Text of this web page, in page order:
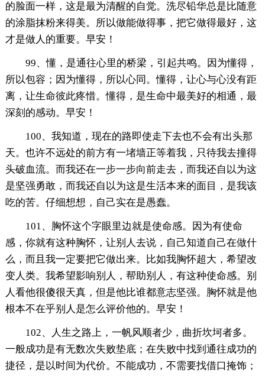
的脸面一样，这是最为清醒的自觉。洗尽铅华总是比随意
的涂脂抹粉来得美。所以做能做得事，把它做得最好，这
才是做人的重要。早安！
99、懂，是通往心里的桥梁，引起共鸣。因为懂得，
所以包容；因为懂得，所以心同。懂得，让心与心没有距
离，让生命彼此疼惜。懂得，是生命中最美好的相通，最
深刻的感动。早安！
100、我知道，现在的路即使走下去也不会有出头那
天。也许不远处的前方有一堵墙正等着我，只待我去撞得
头破血流。而我还在一步一步向前走去，而我还自以为这
是坚强勇敢，而我还自以为这是生活本来的面目，是我该
吃的苦。仔细想想，自己实在是愚蠢。
101、胸怀这个字眼里边就是使命感。因为有使命
感，你就有这种胸怀，让别人去说，自己知道自己在做什
么，而且我一定要把它做出来。比如我胸怀超大，希望改
变人类。我希望影响别人，帮助别人，有这种使命感。别
人看他很傻很天真，但是他比谁都意志坚强。胸怀就是他
根本不在乎别人是怎么评价他的。早安！
102、人生之路上，一帆风顺者少，曲折坎坷者多。
一般成功是有无数次失败垫底；在失败中找到通往成功的
捷径，是以时间为代价。不能成功，不需要找借口掩饰；